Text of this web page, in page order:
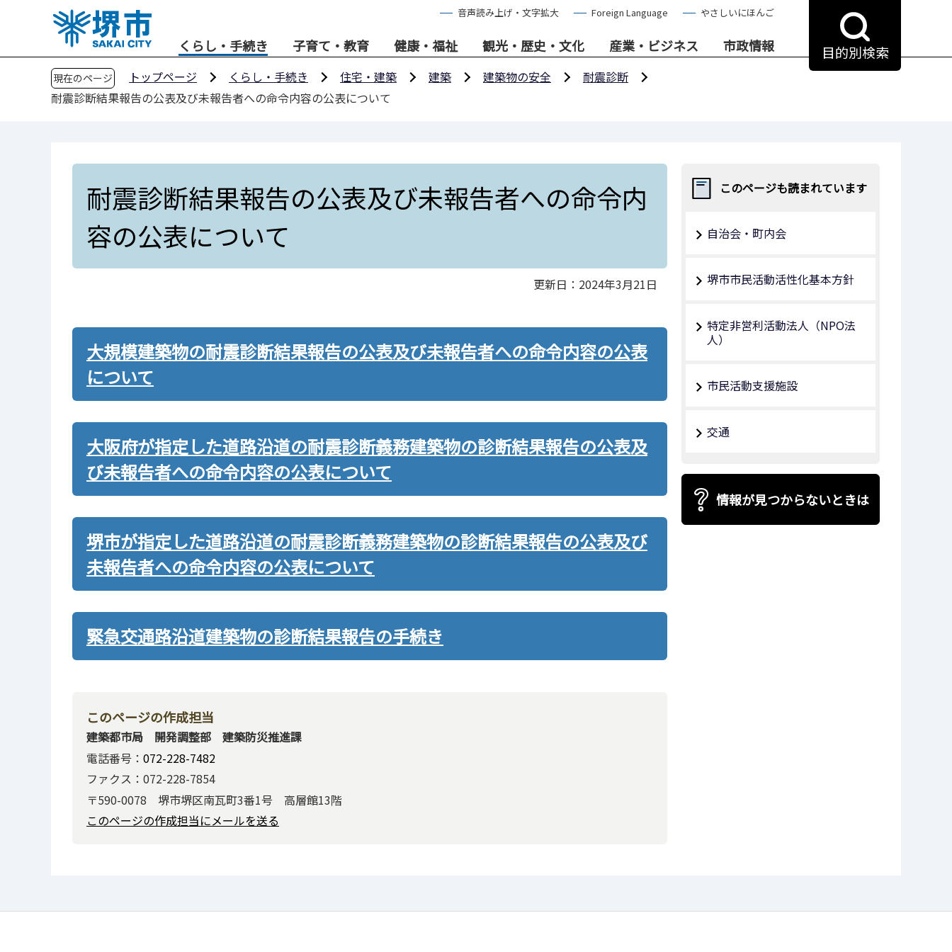
音声読み上げ・文字拡大 Foreign Language やさしいにほんご
くらし・手続き 子育て・教育 健康・福祉 観光・歴史・文化 産業・ビジネス 市政情報 目的別検索
現在のページ トップページ くらし・手続き 住宅・建築 建築 建築物の安全
耐震診断
耐震診断結果報告の公表及び未報告者への命令内容の公表について
耐震診断結果報告の公表及び未報告者への命令内
容の公表について
更新日：2024年3月21日
大規模建築物の耐震診断結果報告の公表及び未報告者への命令内容の公表
について
大阪府が指定した道路沿道の耐震診断義務建築物の診断結果報告の公表及
び未報告者への命令内容の公表について
堺市が指定した道路沿道の耐震診断義務建築物の診断結果報告の公表及び
未報告者への命令内容の公表について
緊急交通路沿道建築物の診断結果報告の手続き
このページの作成担当
建築都市局 開発調整部 建築防災推進課
電話番号： 072-228-7482
ファクス：072-228-7854
〒590-0078 堺市堺区南瓦町3番1号 高層館13階
このページの作成担当にメールを送る
このページも読まれています
自治会・町内会
堺市市民活動活性化基本方針
特定非営利活動法人（NPO法
人）
市民活動支援施設
交通
情報が見つからないときは